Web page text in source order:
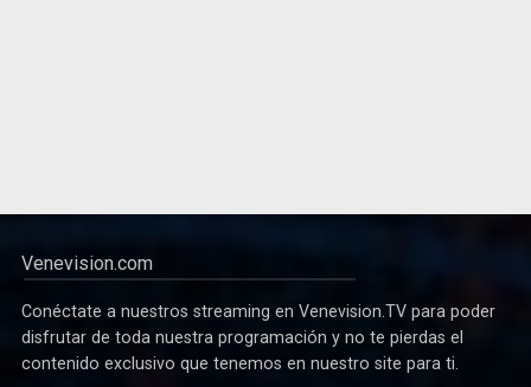
Venevision.com
Conéctate a nuestros streaming en Venevision.TV para poder
disfrutar de toda nuestra programación y no te pierdas el
contenido exclusivo que tenemos en nuestro site para ti.